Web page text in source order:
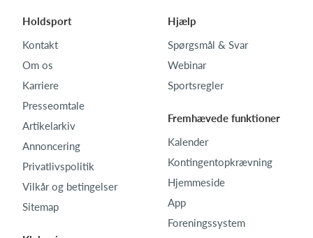
Holdsport
Kontakt
Om os
Karriere
Presseomtale
Artikelarkiv
Annoncering
Privatlivspolitik
Vilkår og betingelser
Sitemap
Hjælp
Spørgsmål & Svar
Webinar
Sportsregler
Fremhævede funktioner
Kalender
Kontingentopkrævning
Hjemmeside
App
Foreningssystem